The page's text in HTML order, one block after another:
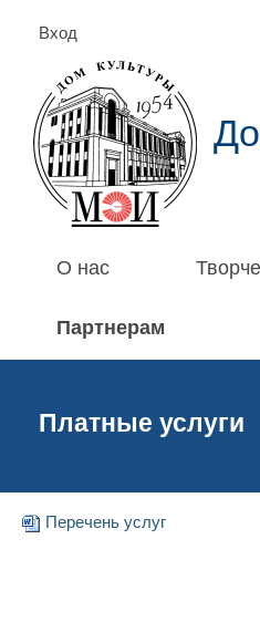
Вход
О нас
Партнерам
Платные услуги
Перечень услуг​